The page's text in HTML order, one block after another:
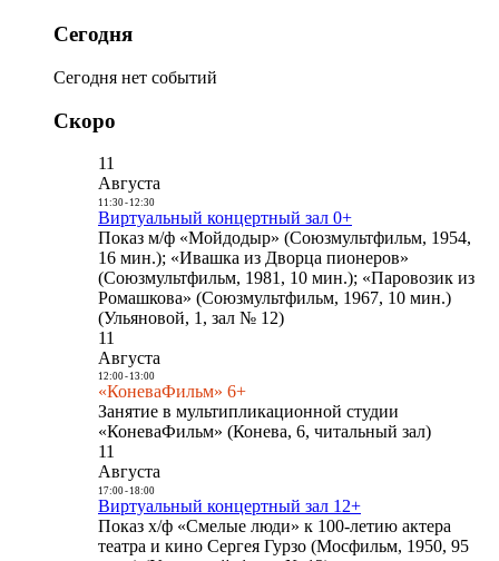
Сегодня
Сегодня нет событий
Скоро
11
Августа
11:30- 12:30
Виртуальный концертный зал 0+
Показ м/ф «Мойдодыр» (Союзмультфильм, 1954,
16 мин.); «Ивашка из Дворца пионеров»
(Союзмультфильм, 1981, 10 мин.); «Паровозик из
Ромашкова» (Союзмультфильм, 1967, 10 мин.)
(Ульяновой, 1, зал № 12)
11
Августа
12:00- 13:00
«КоневаФильм» 6+
Занятие в мультипликационной студии
«КоневаФильм» (Конева, 6, читальный зал)
11
Августа
17:00- 18:00
Виртуальный концертный зал 12+
Показ х/ф «Смелые люди» к 100-летию актера
театра и кино Сергея Гурзо (Мосфильм, 1950, 95